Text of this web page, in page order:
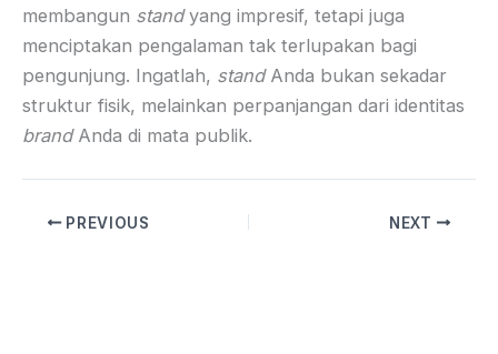
membangun standyang impresif, tetapi juga
menciptakan pengalaman tak terlupakan bagi
pengunjung. Ingatlah, standAnda bukan sekadar
struktur fisik, melainkan perpanjangan dari identitas
brandAnda di mata publik.
PREVIOUS NEXT